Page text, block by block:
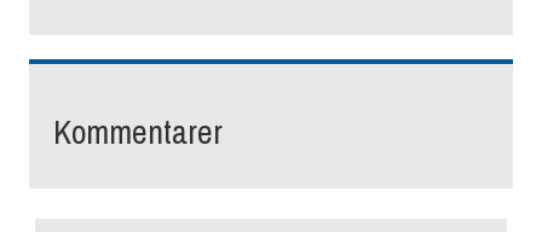
Kommentarer